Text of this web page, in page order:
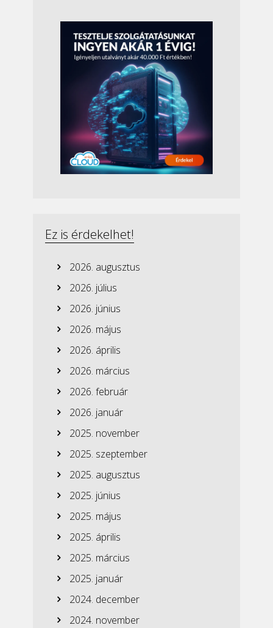
Ez is érdekelhet!
2026. augusztus
2026. július
2026. június
2026. május
2026. április
2026. március
2026. február
2026. január
2025. november
2025. szeptember
2025. augusztus
2025. június
2025. május
2025. április
2025. március
2025. január
2024. december
2024. november